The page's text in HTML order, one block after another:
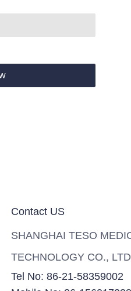
Contact US
SHANGHAI TESO
TECHNOLOGY CO., LTD
Tel No: 86-21-58359002